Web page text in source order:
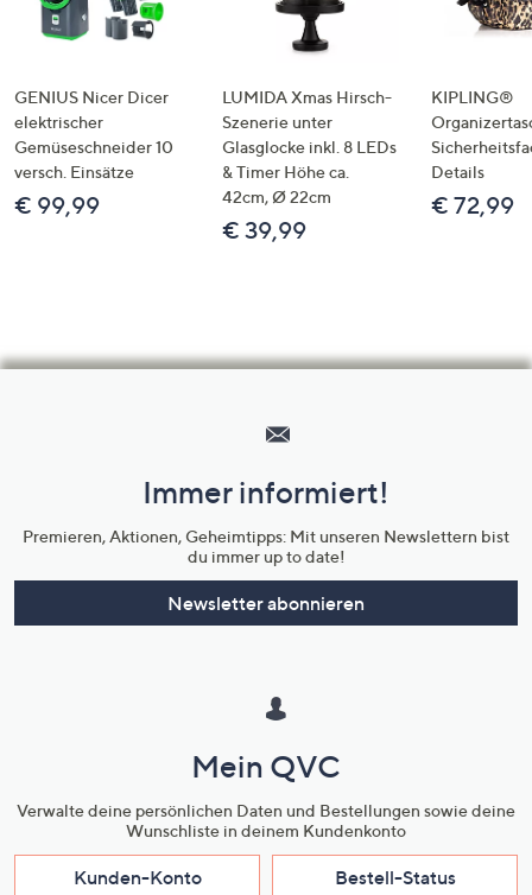
GENIUS Nicer Dicer
elektrischer
Gemüseschneider 10
versch. Einsätze
€ 99,99
LUMIDA Xmas Hirsch-
Szenerie unter
Glasglocke inkl. 8 LEDs
& Timer Höhe ca.
42cm, Ø 22cm
€ 39,99
KIPLING®
Details
€ 72,99
Unternehmensinformationen
Immer informiert!
Premieren, Aktionen, Geheimtipps: Mit unseren Newslettern bist
du immer up to date!
Newsletter abonnieren
Mein QVC
Verwalte deine persönlichen Daten und Bestellungen sowie deine
Wunschliste in deinem Kundenkonto
Kunden-Konto Bestell-Status